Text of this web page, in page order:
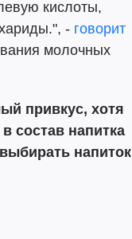
кислоты,
- говорит
молочных
привкус, хотя
состав напитка
напиток